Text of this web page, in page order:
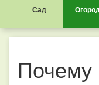
Сад